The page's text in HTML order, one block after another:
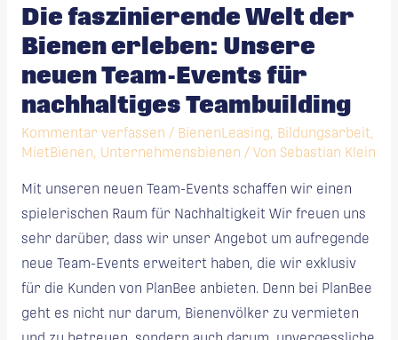
Die faszinierende Welt der
Bienen erleben: Unsere
neuen Team-Events für
nachhaltiges Teambuilding
Kommentar verfassen / BienenLeasing, Bildungsarbeit,
MietBienen, Unternehmensbienen / Von Sebastian Klein
Mit unseren neuen Team-Events schaffen wir einen
spielerischen Raum für Nachhaltigkeit Wir freuen uns
sehr darüber, dass wir unser Angebot um aufregende
neue Team-Events erweitert haben, die wir exklusiv
für die Kunden von PlanBee anbieten. Denn bei PlanBee
geht es nicht nur darum, Bienenvölker zu vermieten
Welt
der
Bienen
erleben:
Unsere
neuen
Events
für
nachhaltiges
Teambuilding